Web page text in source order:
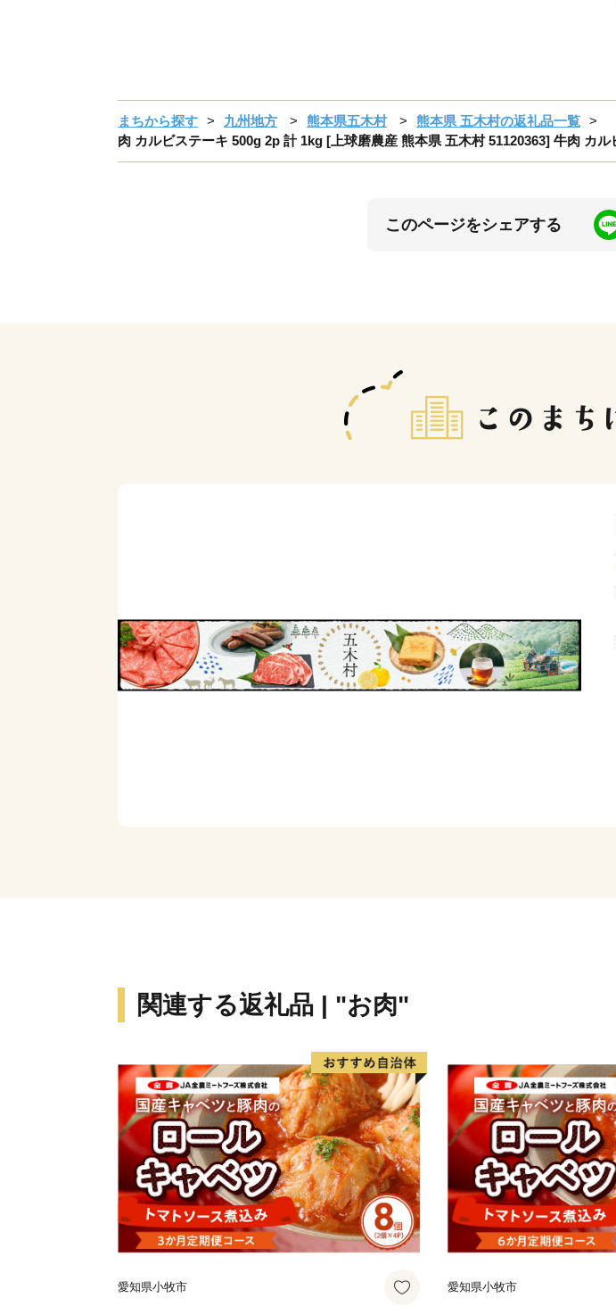
まちから探す 九州地方 熊本県五木村
熊本県 五木村の返礼品一覧
肉 カルビステーキ 500g 2p 計 1kg [上球磨農産 熊本県 五木村 51120363] 牛肉 カ
このページをシェアする
関連する返礼品 | "お肉"
愛知県小牧市 愛知県小牧市